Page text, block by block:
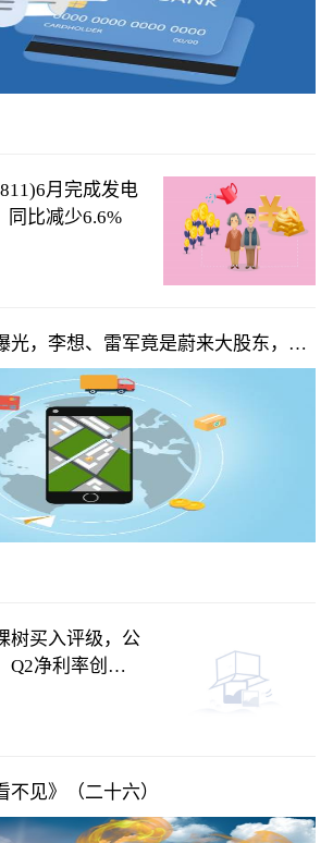
月完成发电
同比减少6.6%
光，李想、雷军竟是蔚来大股东，俞
树买入评级，公
Q2净利率创新
不见》（二十六）